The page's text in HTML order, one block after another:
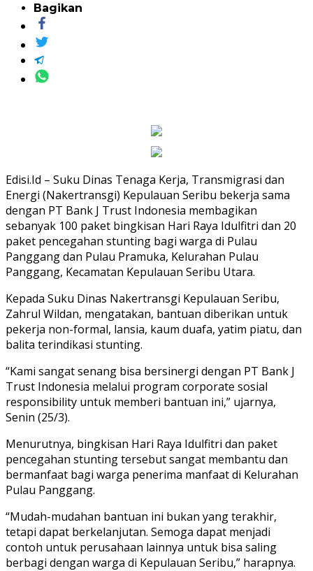
Bagikan
Edisi.Id – Suku Dinas Tenaga Kerja, Transmigrasi dan
Energi (Nakertransgi) Kepulauan Seribu bekerja sama
dengan PT Bank J Trust Indonesia membagikan
sebanyak 100 paket bingkisan Hari Raya Idulfitri dan 20
paket pencegahan stunting bagi warga di Pulau
Panggang dan Pulau Pramuka, Kelurahan Pulau
Panggang, Kecamatan Kepulauan Seribu Utara.
Kepada Suku Dinas Nakertransgi Kepulauan Seribu,
Zahrul Wildan, mengatakan, bantuan diberikan untuk
pekerja non-formal, lansia, kaum duafa, yatim piatu, dan
balita terindikasi stunting.
“Kami sangat senang bisa bersinergi dengan PT Bank J
Trust Indonesia melalui program corporate sosial
responsibility untuk memberi bantuan ini,” ujarnya,
Senin (25/3).
Menurutnya, bingkisan Hari Raya Idulfitri dan paket
pencegahan stunting tersebut sangat membantu dan
bermanfaat bagi warga penerima manfaat di Kelurahan
Pulau Panggang.
“Mudah-mudahan bantuan ini bukan yang terakhir,
tetapi dapat berkelanjutan. Semoga dapat menjadi
contoh untuk perusahaan lainnya untuk bisa saling
berbagi dengan warga di Kepulauan Seribu,” harapnya.